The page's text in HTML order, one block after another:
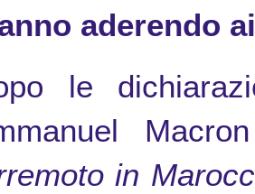
aderendo
le
in